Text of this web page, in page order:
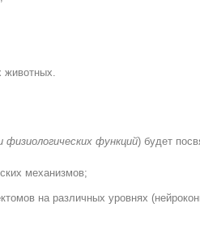
животных.
физиологических функций) будет
механизмов;
на различных уровнях